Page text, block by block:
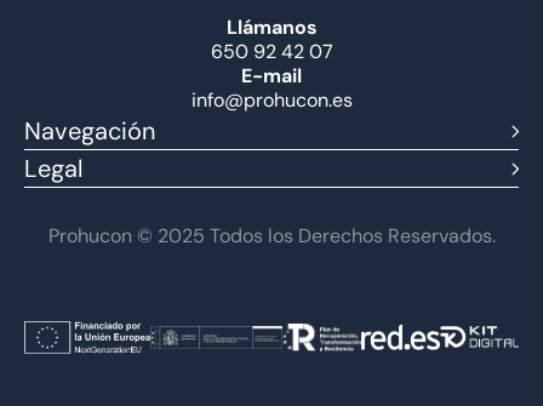
Llámanos
650 92 42 07
E-mail
info@prohucon.es
Navegación
Legal
Prohucon © 2025 Todos los Derechos Reservados.